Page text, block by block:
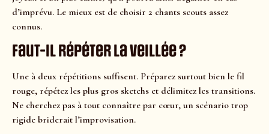
d’imprévu. Le mieux est de choisir 2 chants scouts assez
connus.
Faut-il répéter la veillée ?
Une à deux répétitions suffisent. Préparez surtout bien le fil
rouge, répétez les plus gros sketchs et délimitez les transitions.
Ne cherchez pas à tout connaître par cœur, un scénario trop
rigide briderait l’improvisation.